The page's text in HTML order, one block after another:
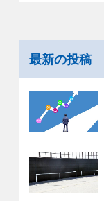
最新の投稿